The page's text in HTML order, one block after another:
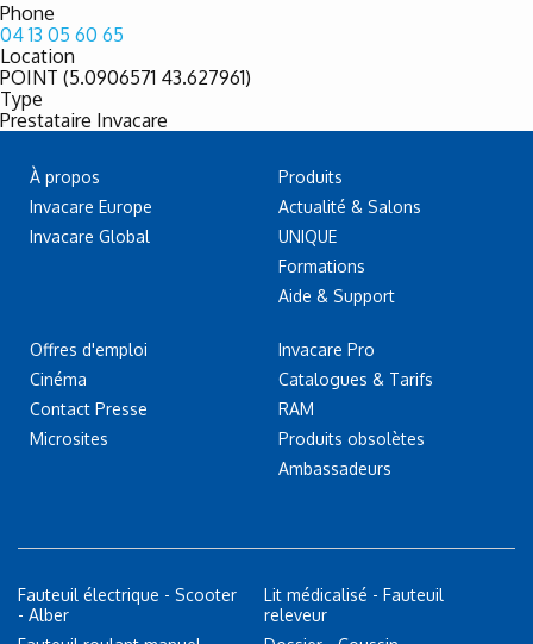
Phone
04 13 05 60 65
Location
POINT (5.0906571 43.627961)
Type
Prestataire Invacare
À propos
Invacare Europe
Invacare Global
Offres d'emploi
Cinéma
Contact Presse
Microsites
Produits
Actualité & Salons
UNIQUE
Formations
Aide & Support
Invacare Pro
Catalogues & Tarifs
RAM
Produits obsolètes
Ambassadeurs
Fauteuil électrique - Scooter
- Alber
Lit médicalisé - Fauteuil
releveur